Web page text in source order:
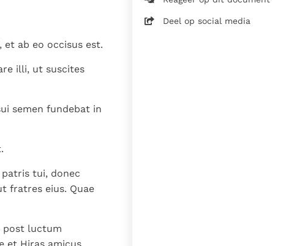
Daar waar de versnummering
elkaar afwijken is dus die van
Deel op social media
ab eo occisus est.
illi, ut suscites
semen fundebat in
tui, donec
fratres eius. Quae
post luctum